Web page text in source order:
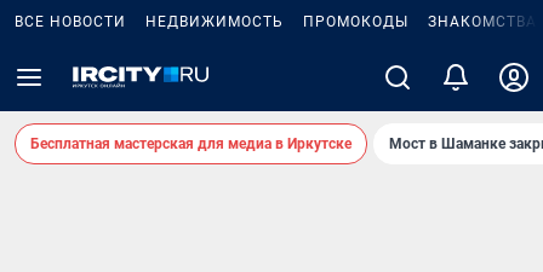
ВСЕ НОВОСТИ НЕДВИЖИМОСТЬ ПРОМОКОДЫ ЗНАКОМСТВА
Бесплатная мастерская для медиа в Иркутске Мост в Шаманке